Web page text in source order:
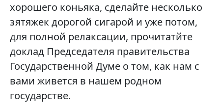
хорошего коньяка, сделайте несколько
зятяжек дорогой сигарой и уже потом,
для полной релаксации, прочитатйте
доклад Председателя правительства
Государственной Думе о том, как нам с
вами живется в нашем родном
государстве.